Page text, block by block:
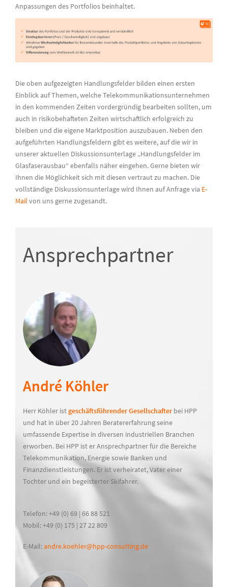
Anpassungen des Portfolios beinhaltet.
Die oben aufgezeigten Handlungsfelder bilden einen ersten
Einblick auf Themen, welche Telekommunikationsunternehmen
in den kommenden Zeiten vordergründig bearbeiten sollten, um
auch in risikobehafteten Zeiten wirtschaftlich erfolgreich zu
bleiben und die eigene Marktposition auszubauen. Neben den
aufgeführten Handlungsfeldern gibt es weitere, auf die wir in
unserer aktuellen Diskussionsunterlage „Handlungsfelder im
Glasfaserausbau“ ebenfalls näher eingehen. Gerne bieten wir
Ihnen die Möglichkeit sich mit diesen vertraut zu machen. Die
vollständige Diskussionsunterlage wird Ihnen auf Anfrage via E-
Mail von uns gerne zugesandt.
Ansprechpartner
André Köhler
Herr Köhler istgeschäftsführender Gesellschafterbei HPP
und hat in über 20 Jahren Beratererfahrung seine
umfassende Expertise in diversen industriellen Branchen
erworben. Bei HPP ist er Ansprechpartner für die Bereiche
Telekommunikation, Energie sowie Banken und
Finanzdienstleistungen. Er ist verheiratet, Vater einer
Tochter und ein begeisterter Skifahrer.
Telefon: +49 (0) 69 | 66 88 521
Mobil: +49 (0) 175 | 27 22 809
E-Mail:andre.koehler@hpp-consulting.de